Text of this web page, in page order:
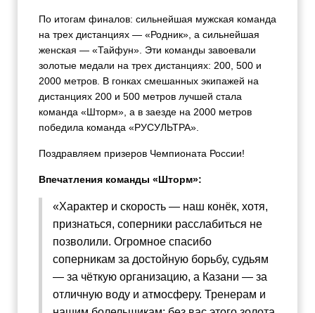
По итогам финалов: сильнейшая мужская команда
на трех дистанциях — «Родник», а сильнейшая
женская — «Тайфун». Эти команды завоевали
золотые медали на трех дистанциях: 200, 500 и
2000 метров. В гонках смешанных экипажей на
дистанциях 200 и 500 метров лучшей стала
команда «Шторм», а в заезде на 2000 метров
победила команда «РУСУЛЬТРА».
Поздравляем призеров Чемпионата России!
Впечатления команды «Шторм»:
«Характер и скорость — наш конёк, хотя,
признаться, соперники расслабиться не
позволили. Огромное спасибо
соперникам за достойную борьбу, судьям
— за чёткую организацию, а Казани — за
отличную воду и атмосферу. Тренерам и